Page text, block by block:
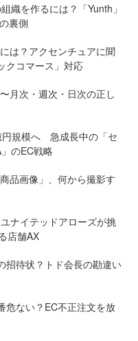
織を作るには？「Yunth」
裏側
は？アクセンチュアに聞
クコマース」対応
月次・週次・日次の正し
円規模へ 急成長中の「セ
のEC戦略
品画像」、何から撮影す
ナイテッドアローズが挑
店舗AX
招待状？トド会長の勘違い
危ない？EC不正注文を放